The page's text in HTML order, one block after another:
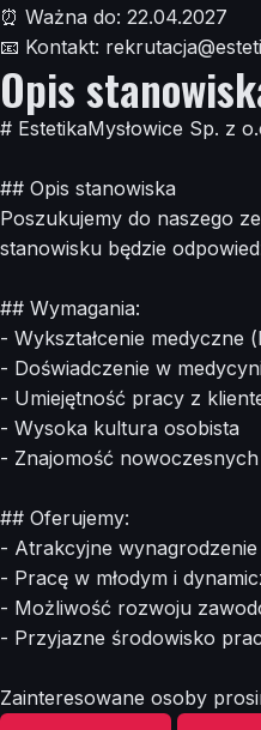
⏰ Ważna do: 22.04.2027
📧 Kontakt:
Opis
# EstetikaMysłowice Sp. z
## Opis stanowiska
Poszukujemy do naszego
stanowisku będzie
## Wymagania:
- Wykształcenie medyczne
- Doświadczenie w
- Umiejętność pracy z
- Wysoka kultura osobista
- Znajomość
## Oferujemy:
- Atrakcyjne
- Pracę w młodym i
- Możliwość rozwoju
- Przyjazne środowisko
Zainteresowane osoby